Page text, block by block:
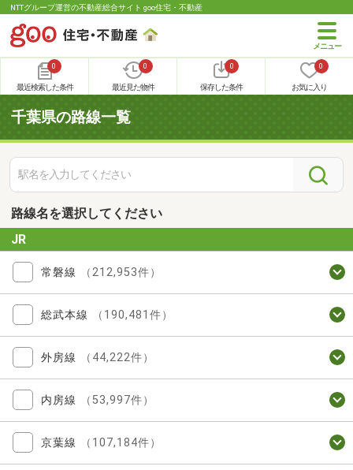
NTTグループ運営の不動産総合サイト goo住宅・不動産
0
最近検索した条件
0
最近見た物件
0
保存した条件
0
お気に入り
千葉県の路線一覧
路線名を選択してください
JR
常磐線 （212,953件）
総武本線 （190,481件）
外房線 （44,222件）
内房線 （53,997件）
京葉線 （107,184件）